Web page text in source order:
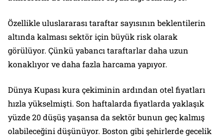
Özellikle uluslararası taraftar sayısının beklentilerin
altında kalması sektör için büyük risk olarak
görülüyor. Çünkü yabancı taraftarlar daha uzun
konaklıyor ve daha fazla harcama yapıyor.
Dünya Kupası kura çekiminin ardından otel fiyatları
hızla yükselmişti. Son haftalarda fiyatlarda yaklaşık
yüzde 20 düşüş yaşansa da sektör bunun geç kalmış
olabileceğini düşünüyor. Boston gibi şehirlerde gecelik